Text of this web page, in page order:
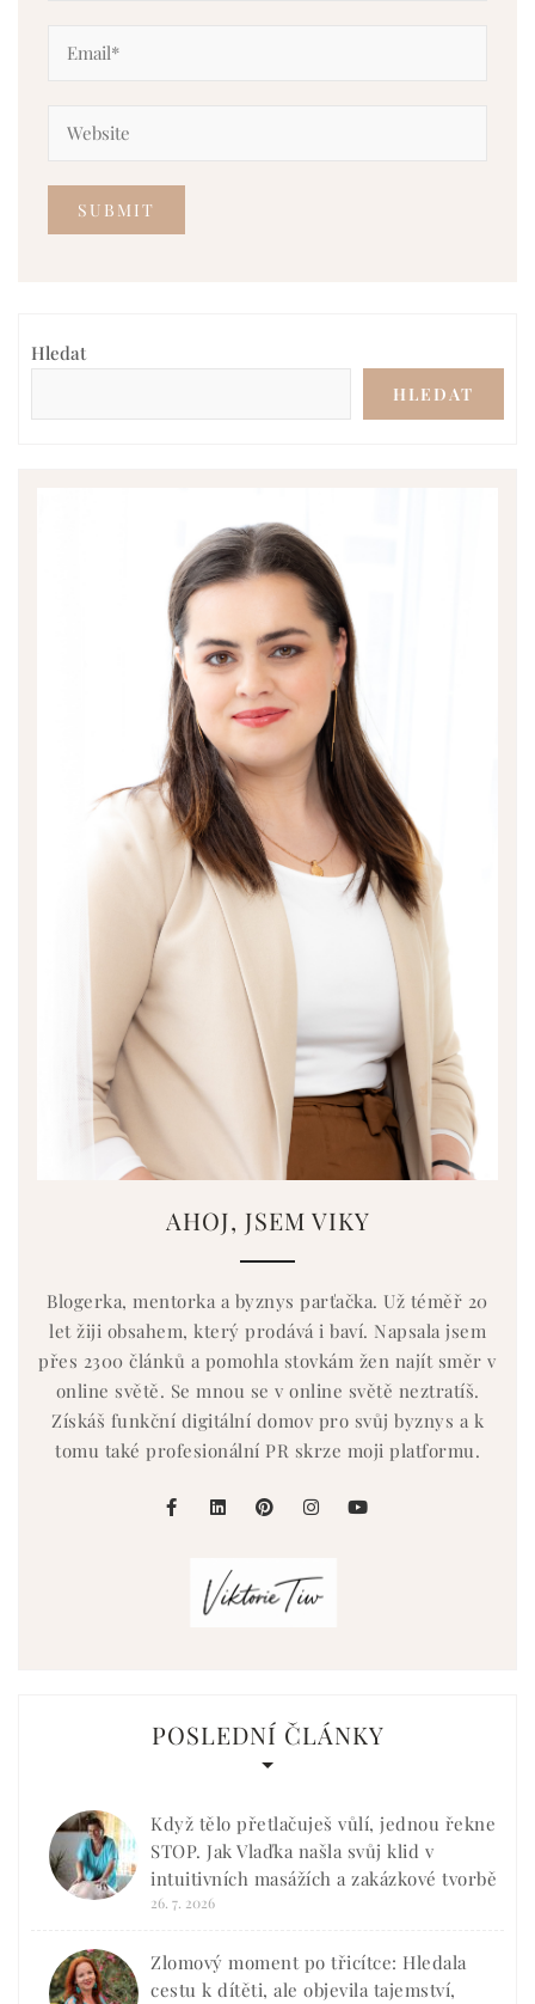
Hledat
HLEDAT
AHOJ, JSEM VIKY
Blogerka, mentorka a byznys parťačka. Už téměř 20
let žiji obsahem, který prodává i baví. Napsala jsem
přes 2300 článků a pomohla stovkám žen najít směr v
online světě. Se mnou se v online světě neztratíš.
Získáš funkční digitální domov pro svůj byznys a k
tomu také profesionální PR skrze moji platformu.
POSLEDNÍ ČLÁNKY
Když tělo přetlačuješ vůlí, jednou řekne
STOP. Jak Vlaďka našla svůj klid v
intuitivních masážích a zakázkové tvorbě
26. 7. 2026
Zlomový moment po třicítce: Hledala
cestu k dítěti, ale objevila tajemství,